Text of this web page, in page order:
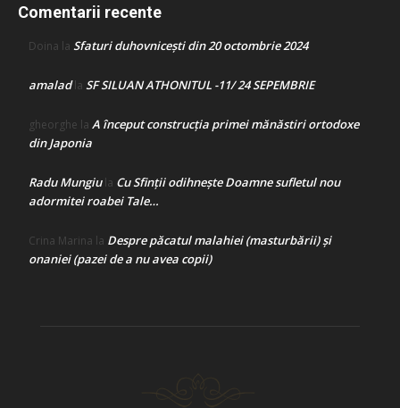
Comentarii recente
Doina la Sfaturi duhovnicești din 20 octombrie 2024
amaladla SF SILUAN ATHONITUL -11/ 24 SEPEMBRIE
gheorghe la A început construcţia primei mănăstiri ortodoxe
din Japonia
Radu Mungiula Cu Sfinții odihnește Doamne sufletul nou
adormitei roabei Tale…
Crina Marina la Despre păcatul malahiei (masturbării) şi
onaniei (pazei de a nu avea copii)